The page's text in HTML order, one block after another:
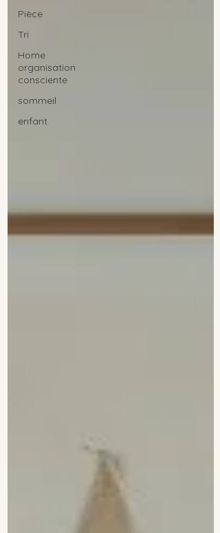
Pièce
Tri
Home
organisation
consciente
sommeil
enfant